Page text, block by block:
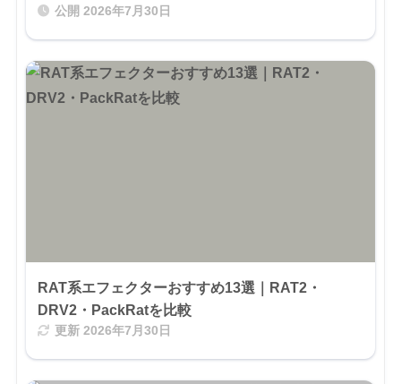
公開 2026年7月30日
RAT系エフェクターおすすめ13選｜RAT2・
DRV2・PackRatを比較
更新2026年7月30日